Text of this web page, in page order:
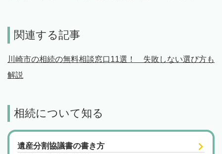
関連する記事
川崎市の相続の無料相談窓口11選！ 失敗しない選び方も
解説
相続について知る
遺産分割協議書の書き方